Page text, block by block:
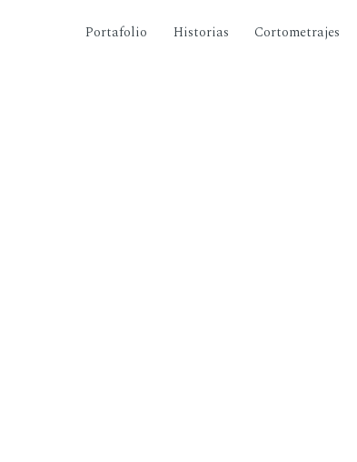
Portafolio Historias Cortometrajes